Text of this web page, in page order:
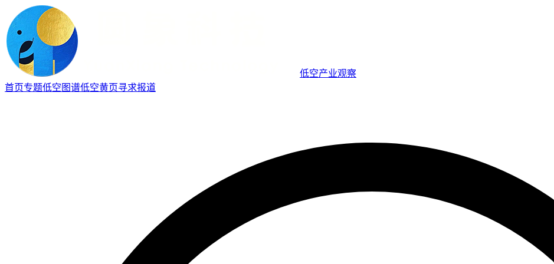
低空产业观察
首页专题低空图谱低空黄页寻求报道